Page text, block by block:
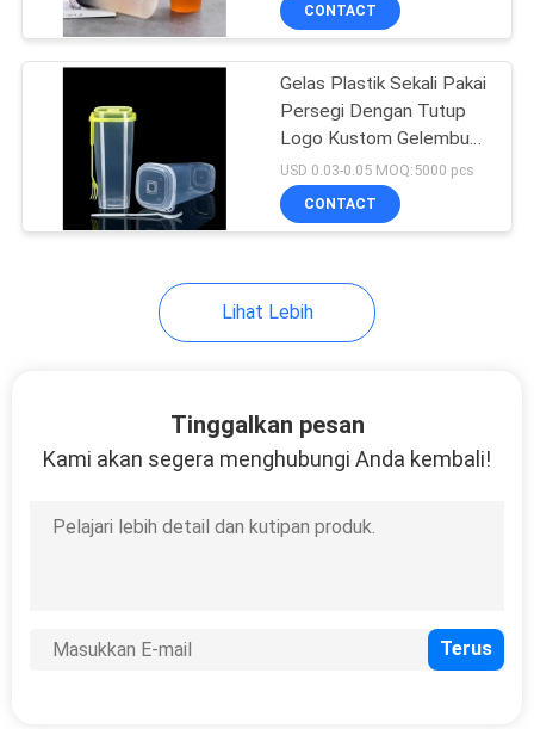
Preform Botol PET
mudah dibuka
Tutup Mudah Peel
24
CONTACT
Gelas Plastik Sekali Pakai
Persegi Dengan Tutup
Logo Kustom Gelembung
Teh Gelembung 22oz
USD 0.03-0.05 MOQ:5000 pcs
CONTACT
Lihat Lebih
Tinggalkan pesan
Kami akan segera menghubungi Anda kembali!